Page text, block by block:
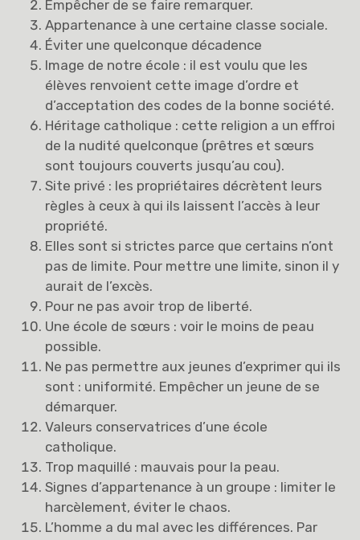
Empêcher de se faire remarquer.
Appartenance à une certaine classe sociale.
Éviter une quelconque décadence
Image de notre école : il est voulu que les
élèves renvoient cette image d’ordre et
d’acceptation des codes de la bonne société.
Héritage catholique : cette religion a un effroi
de la nudité quelconque (prêtres et sœurs
sont toujours couverts jusqu’au cou).
Site privé : les propriétaires décrètent leurs
règles à ceux à qui ils laissent l’accès à leur
propriété.
Elles sont si strictes parce que certains n’ont
pas de limite. Pour mettre une limite, sinon il y
aurait de l’excès.
Pour ne pas avoir trop de liberté.
Une école de sœurs : voir le moins de peau
possible.
Ne pas permettre aux jeunes d’exprimer qui ils
sont : uniformité. Empêcher un jeune de se
démarquer.
Valeurs conservatrices d’une école
catholique.
Trop maquillé : mauvais pour la peau.
Signes d’appartenance à un groupe : limiter le
harcèlement, éviter le chaos.
L’homme a du mal avec les différences. Par